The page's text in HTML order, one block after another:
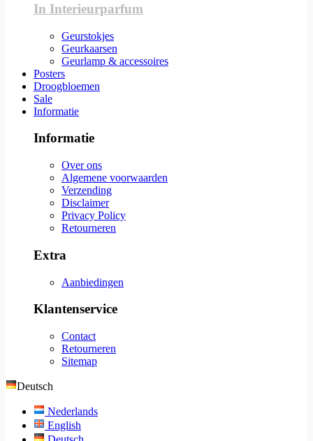
In Interieurparfum
Geurstokjes
Geurkaarsen
Geurlamp & accessoires
Posters
Droogbloemen
Sale
Informatie
Informatie
Over ons
Algemene voorwaarden
Verzending
Disclaimer
Privacy Policy
Retourneren
Extra
Aanbiedingen
Klantenservice
Contact
Retourneren
Sitemap
Deutsch
Nederlands
English